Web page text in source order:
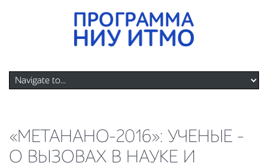
«МЕТАНАНО-2016»: УЧЕНЫЕ –
О ВЫЗОВАХ В НАУКЕ И